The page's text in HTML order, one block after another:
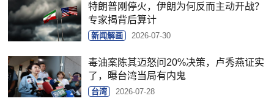
特朗普刚停火，伊朗为何反而主动开战？
专家揭背后算计
新闻解画 2026-07-30
毒油案陈其迈怒问20%决策，卢秀燕证实
了，曝台湾当局有内鬼
台湾 2026-07-28